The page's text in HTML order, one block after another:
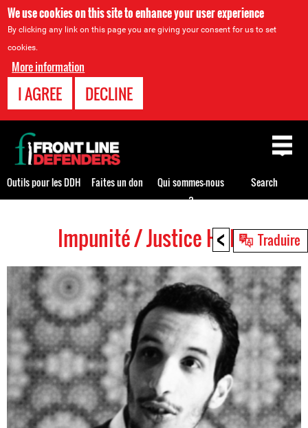
We use cookies on this site to enhance your user experience
By clicking any link on this page you are giving your consent for us to set
cookies.
More information
I AGREE DECLINE
< Traduire
top
Impunité / Justice HRDs
Back
to
top
Outils pour les DDH Faites un don
Qui sommes-nous
?
Search